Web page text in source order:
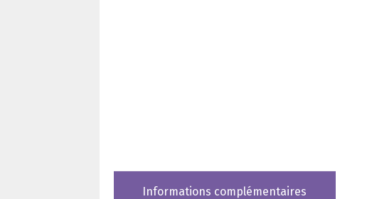
Informations complémentaires